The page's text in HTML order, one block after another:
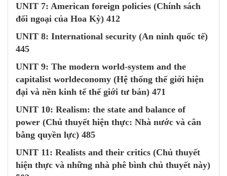
UNIT 7: American foreign policies (Chính sách
đối ngoại của Hoa Kỳ) 412
UNIT 8: International security (An ninh quốc tế)
445
UNIT 9: The modern world-system and the
capitalist worldeconomy (Hệ thống thế giới hiện
đại và nền kinh tế thế giới tư bản) 471
UNIT 10: Realism: the state and balance of
power (Chủ thuyết hiện thực: Nhà nước và cân
bằng quyền lực) 485
UNIT 11 : Realists and their critics (Chủ thuyết
hiện thực và những nhà phê bình chủ thuyết này)